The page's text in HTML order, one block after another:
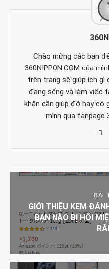
Chào mừng các bạn
360NIPPON.COM của
trên trang sẽ giúp ích gì
đang sống và làm việc
khăn cần giúp đỡ hay có
mình qua fanpage
BÀI
GIỚI THIỆU KEM
BẠN NÀO BỊ HÔI